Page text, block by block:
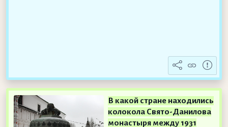
В какой стране находились
колокола Свято-Данилова
монастыря между 1931